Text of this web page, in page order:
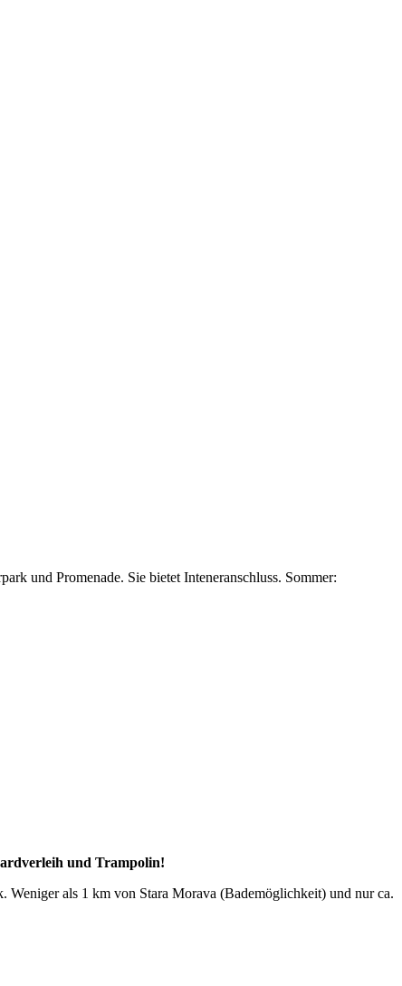
und Promenade. Sie bietet Inteneranschluss. Sommer:
und Trampolin!
Weniger als 1 km von Stara Morava (Bademöglichkeit) und nur ca.